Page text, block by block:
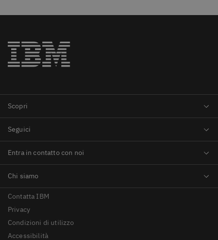
Contatta IBM
Privacy
Condizioni di utilizzo
Accessibilità